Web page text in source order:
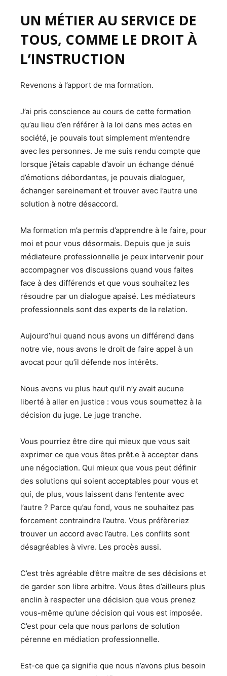
UN MÉTIER AU SERVICE DE
TOUS, COMME LE DROIT À
L’INSTRUCTION
Revenons à l’apport de ma formation.
J’ai pris conscience au cours de cette formation
qu’au lieu d’en référer à la loi dans mes actes en
société, je pouvais tout simplement m’entendre
avec les personnes. Je me suis rendu compte que
lorsque j’étais capable d’avoir un échange dénué
d’émotions débordantes, je pouvais dialoguer,
échanger sereinement et trouver avec l’autre une
solution à notre désaccord.
Ma formation m’a permis d’apprendre à le faire, pour
moi et pour vous désormais. Depuis que je suis
médiateure professionnelle je peux intervenir pour
accompagner vos discussions quand vous faites
face à des différends et que vous souhaitez les
résoudre par un dialogue apaisé. Les médiateurs
professionnels sont des experts de la relation.
Aujourd’hui quand nous avons un différend dans
notre vie, nous avons le droit de faire appel à un
avocat pour qu’il défende nos intérêts.
Nous avons vu plus haut qu’il n’y avait aucune
liberté à aller en justice : vous vous soumettez à la
décision du juge. Le juge tranche.
Vous pourriez être dire qui mieux que vous sait
exprimer ce que vous êtes prêt.e à accepter dans
une négociation. Qui mieux que vous peut définir
des solutions qui soient acceptables pour vous et
qui, de plus, vous laissent dans l’entente avec
l’autre ? Parce qu’au fond, vous ne souhaitez pas
forcement contraindre l’autre. Vous préfèreriez
trouver un accord avec l’autre. Les conflits sont
désagréables à vivre. Les procès aussi.
C’est très agréable d’être maître de ses décisions et
de garder son libre arbitre. Vous êtes d’ailleurs plus
enclin à respecter une décision que vous prenez
vous-même qu’une décision qui vous est imposée.
C’est pour cela que nous parlons de solution
pérenne en médiation professionnelle.
Est-ce que ça signifie que nous n’avons plus besoin